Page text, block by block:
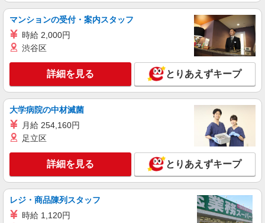
キープ 詳細を見る
アルバイト
コンパスグループ・ジャパン株式会社 20540_p
社員食堂のパントリースタッフ【アルバイト・
パート】
時給1,500円以上 試用期間中 時給1,500円以上
(試用期間2ヶ月) 残業が発生した場合、残業代を1
分単位で別途支給します。
ソニー本社キャフェ （東京都港区港南1-7-
1 ソニー本社内12F）
キープ 詳細を見る
正社員
コンパスグループ・ジャパン株式会社 39504_f
マンションの受付・案内スタッフ
時給 2,000円
渋谷区
詳細を見る とりあえずキープ
大学病院の中材滅菌
月給 254,160円
足立区
詳細を見る とりあえずキープ
レジ・商品陳列スタッフ
時給 1,120円